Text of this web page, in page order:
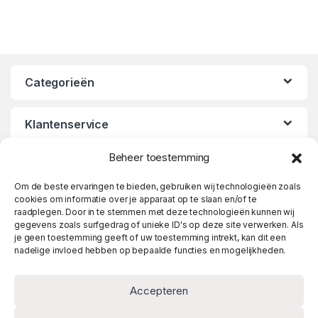
Beheer toestemming
Om de beste ervaringen te bieden, gebruiken wij technologieën zoals
cookies om informatie over je apparaat op te slaan en/of te
raadplegen. Door in te stemmen met deze technologieën kunnen wij
gegevens zoals surfgedrag of unieke ID's op deze site verwerken. Als
je geen toestemming geeft of uw toestemming intrekt, kan dit een
nadelige invloed hebben op bepaalde functies en mogelijkheden.
Accepteren
Categorieën
Klantenservice